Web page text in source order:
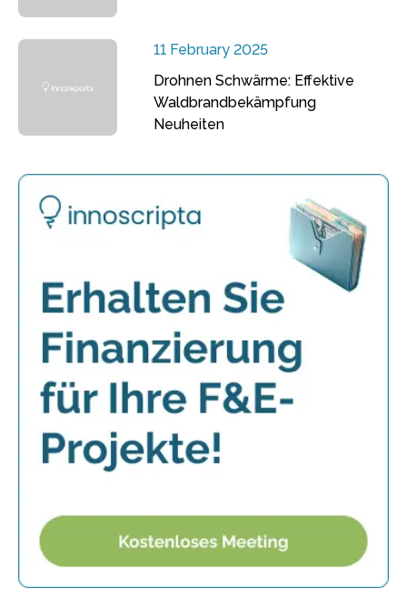
11 February 2025
Drohnen Schwärme: Effektive
Waldbrandbekämpfung
Neuheiten